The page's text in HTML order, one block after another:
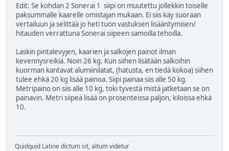
Edit: Se kohdan 2 Sonerai 1 siipi on muutettu jollekkin toiselle
paksummalle kaarelle omistajan mukaan. Ei siis käy suoraan
vertailuun ja selittää jo heti tuon vastuksen lisääntymisen/
hitauden verrattuna Sonerai siipeen samoilla tehoilla.
Laskin pintalevyjen, kaarien ja salkojen painot ilman
kevennysreikiä. Noin 26 kg. Kun siihen lisätään salkoihin
kuorman kantavat alumiinilatat, (hatusta, en tiedä kokoa) siihen
tulee ehkä 20 kg lisää painoa. Siipi painaa siis alle 50 kg.
Metripaino on siis alle 10 kg, toki tyvestä mistä jatketaan se on
painavin. Metri siipeä lisää on prosenteissa paljon, kiloissa ehkä
10.
Quidquid Latine dictum sit, altum videtur